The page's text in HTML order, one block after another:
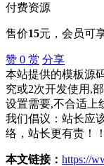
付费资源
售价15元 ，会员可
赞 0 赏 分享
本站提供的模板源
究或2次开发使用,
设置需要,不合适上
我们倡议：站长应
络，站长更有责！
本文链接： https://